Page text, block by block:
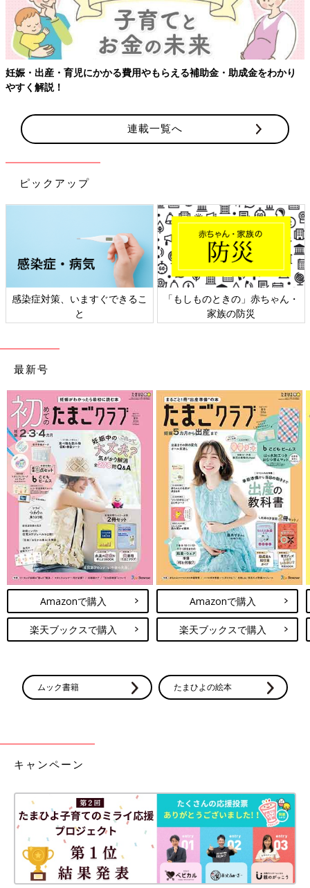
補助金・助成金をわかり 【ワクチン接種できるものも】妊婦の
連載一覧へ
ピックアップ
「もしものときの」赤ちゃん・
家族の防災
日本外来小児科学会リーフレッ
ト検討会
最新号
Amazonで購入
楽天ブックスで購入
Amazonで購入
楽天ブックスで購入
ムック書籍 たまひよの絵本
キャンペーン